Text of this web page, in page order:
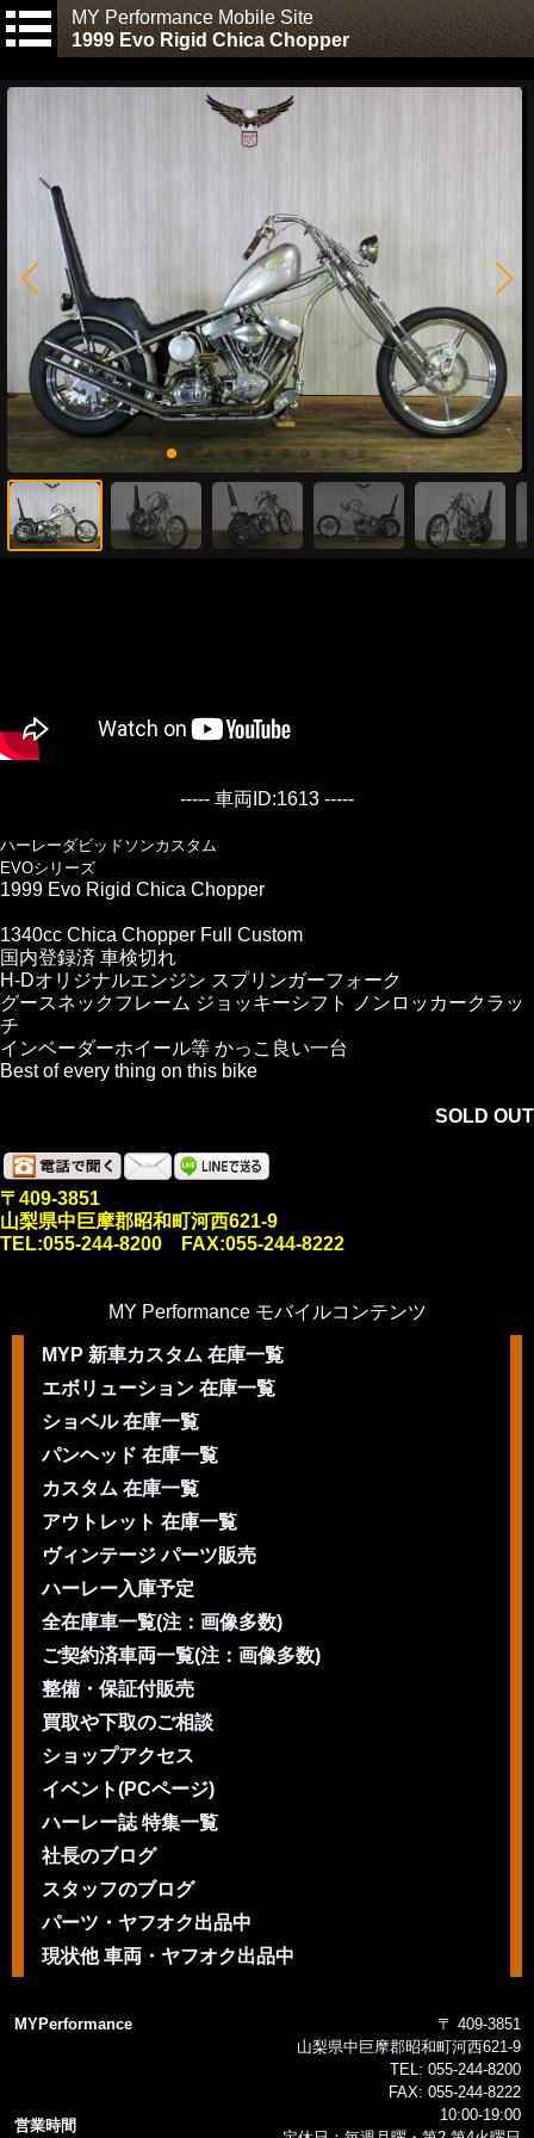
MY Performance Mobile Site
1999 Evo Rigid Chica Chopper
----- 車両ID:1613 -----
ハーレーダビッドソンカスタム
EVOシリーズ
1999 Evo Rigid Chica Chopper
1340cc Chica Chopper Full Custom
国内登録済 車検切れ
H-Dオリジナルエンジン スプリンガーフォーク
グースネックフレーム ジョッキーシフト ノンロッカークラッ
チ
インベーダーホイール等 かっこ良い一台
Best of every thing on this bike
SOLD OUT
〒409-3851
山梨県中巨摩郡昭和町河西621-9
TEL:055-244-8200 FAX:055-244-8222
MY Performance モバイルコンテンツ
MYP 新車カスタム 在庫一覧
エボリューション 在庫一覧
ショベル 在庫一覧
パンヘッド 在庫一覧
カスタム 在庫一覧
アウトレット 在庫一覧
ヴィンテージ パーツ販売
ハーレー入庫予定
全在庫車一覧(注：画像多数)
ご契約済車両一覧(注：画像多数)
整備・保証付販売
買取や下取のご相談
ショップアクセス
イベント(PCページ)
ハーレー誌 特集一覧
社長のブログ
スタッフのブログ
パーツ・ヤフオク出品中
現状他 車両・ヤフオク出品中
MYPerformance
〒 409-3851
山梨県中巨摩郡昭和町河西621-9
TEL: 055-244-8200
FAX: 055-244-8222
営業時間
10:00-19:00